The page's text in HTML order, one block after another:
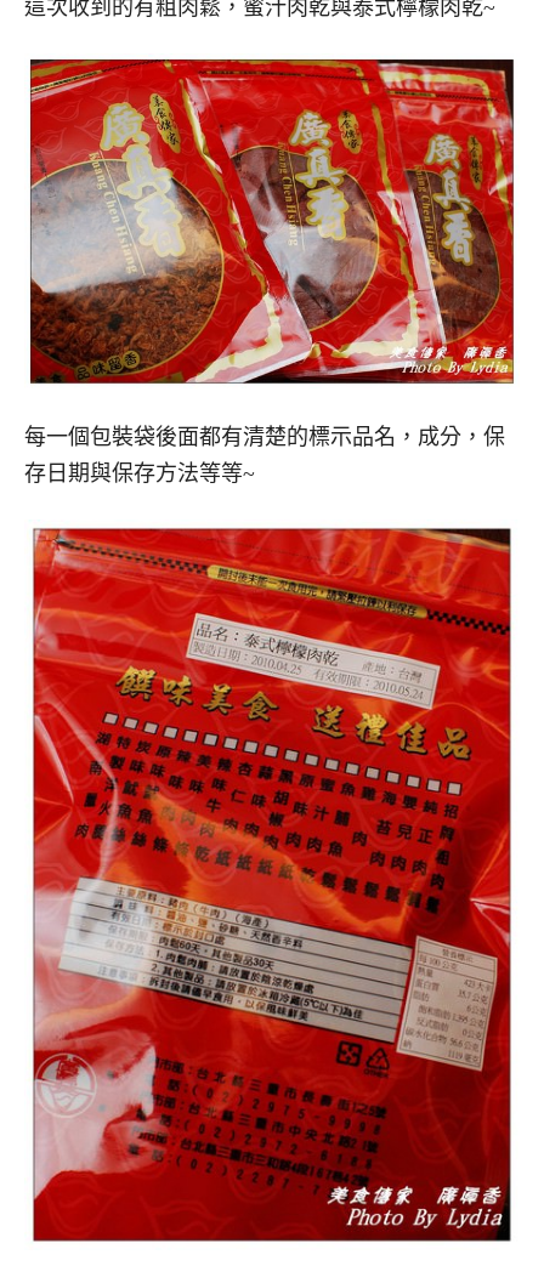
這次收到的有粗肉鬆，蜜汁肉乾與泰式檸檬肉乾~
每一個包裝袋後面都有清楚的標示品名，成分，保
存日期與保存方法等等~